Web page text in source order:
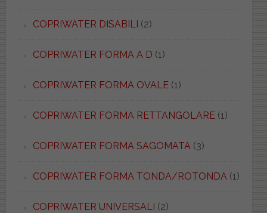
COPRIWATER DISABILI (2)
COPRIWATER FORMA A D (1)
COPRIWATER FORMA OVALE(1)
COPRIWATER FORMA RETTANGOLARE(1)
COPRIWATER FORMA SAGOMATA (3)
COPRIWATER FORMA TONDA/ROTONDA (1)
COPRIWATER UNIVERSALI (2)